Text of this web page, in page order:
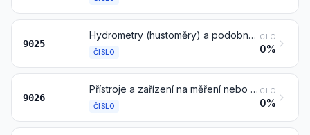
9025
Hydrometry (hustoměry) a podobné plovoucí přístroje, teploměry, pyrometry (žároměry), barometry, vlhkoměry a psychrometry, též s registračním zařízením, a jakékoliv kombinace těchto přístrojů
ČÍSLO
CLO
0%
9026
Přístroje a zařízení na měření nebo kontrolu průtoku, hladiny, tlaku nebo jiných proměnných charakteristik kapalin nebo plynů (například průtokoměry, hladinoměry, manometry, měřiče spotřeby tepla), kromě přístrojů a zařízení čísel 9014, 9015, 9028 nebo 9032
ČÍSLO
CLO
0%